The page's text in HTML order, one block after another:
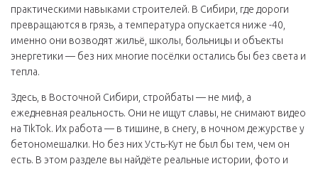
практическими навыками строителей. В Сибири, где дороги
превращаются в грязь, а температура опускается ниже -40,
именно они возводят жильё, школы, больницы и объекты
энергетики — без них многие посёлки остались бы без света и
тепла.
Здесь, в Восточной Сибири, стройбаты — не миф, а
ежедневная реальность. Они не ищут славы, не снимают видео
на TikTok. Их работа — в тишине, в снегу, в ночном дежурстве у
бетономешалки. Но без них Усть-Кут не был бы тем, чем он
есть. В этом разделе вы найдёте реальные истории, фото и